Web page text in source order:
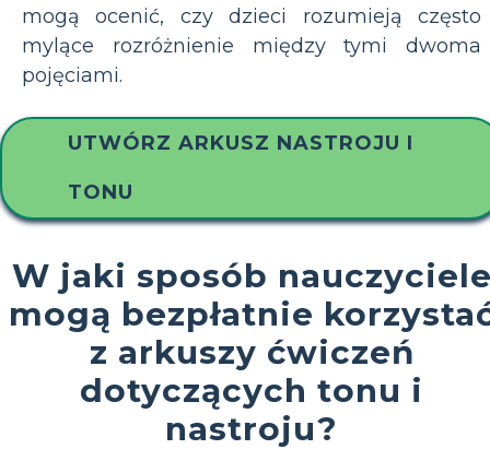
mogą ocenić, czy dzieci rozumieją często
mylące rozróżnienie między tymi dwoma
pojęciami.
UTWÓRZ ARKUSZ NASTROJU I
TONU
W jaki sposób
mogą bezpłatnie
z arkuszy ćwiczeń
dotyczących tonu i
nastroju?